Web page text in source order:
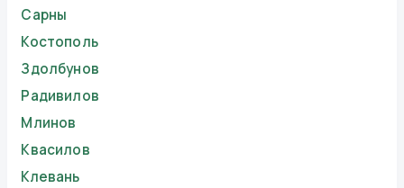
Сарны
Костополь
Здолбунов
Радивилов
Млинов
Квасилов
Клевань